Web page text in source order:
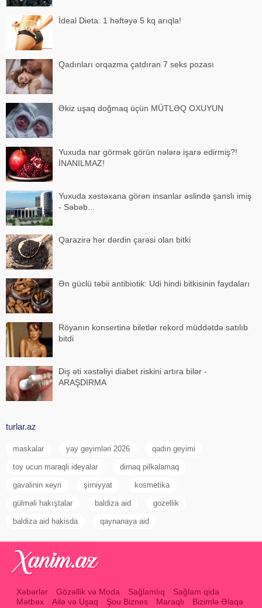
İdeal Dieta: 1 həftəyə 5 kq arıqla!
Qadınları orqazma çatdıran 7 seks pozası
Əkiz uşaq doğmaq üçün MÜTLƏQ OXUYUN
Yuxuda nar görmək görün nələrə işarə edirmiş?!
İNANILMAZ!
Yuxuda xəstəxana görən insanlar əslində şanslı imiş
- Səbəb...
Qarazirə hər dərdin çarəsi olan bitki
Ən güclü təbii antibiotik: Udi hindi bitkisinin faydaları
Röyanın konsertinə biletlər rekord müddətdə satılıb
bitdi
Diş əti xəstəliyi diabet riskini artıra bilər -
ARAŞDIRMA
turlar.az
maskalar yay geyimləri 2026 qadın geyimi
toy ucun maraqli ideyalar dirnaq pilkalamaq
gavalinin xeyri şirniyyat kosmetika
gülməli hakıştalar baldiza aid gozellik
baldiza aid hakisda qaynanaya aid
Xəbərlər Gözəllik və Moda Sağlamlıq
Sağlam qida
Mətbəx
Ailə və Uşaq Şou Biznes Maraqlı Bizimlə Əlaqə